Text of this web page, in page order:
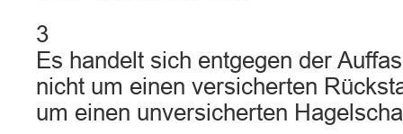
3
Es handelt sich entgegen der
nicht um einen versicherten
um einen unversicherten